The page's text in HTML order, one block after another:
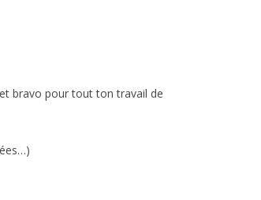
bravo pour tout ton travail de